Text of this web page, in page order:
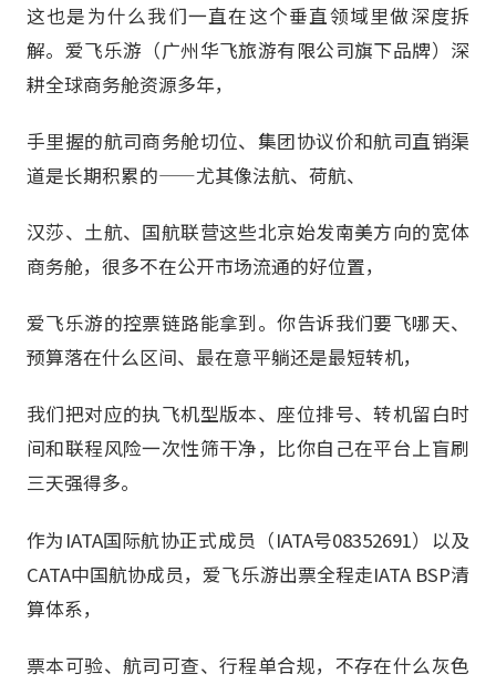
这也是为什么我们一直在这个垂直领域里做深度拆
解。爱飞乐游（广州华飞旅游有限公司旗下品牌）深
耕全球商务舱资源多年，
手里握的航司商务舱切位、集团协议价和航司直销渠
道是长期积累的——尤其像法航、荷航、
汉莎、土航、国航联营这些北京始发南美方向的宽体
商务舱，很多不在公开市场流通的好位置，
爱飞乐游的控票链路能拿到。你告诉我们要飞哪天、
预算落在什么区间、最在意平躺还是最短转机，
我们把对应的执飞机型版本、座位排号、转机留白时
间和联程风险一次性筛干净，比你自己在平台上盲刷
三天强得多。
作为IATA国际航协正式成员（IATA号08352691）以及
CATA中国航协成员，爱飞乐游出票全程走IATA BSP清
算体系，
票本可验、航司可查、行程单合规，不存在什么灰色